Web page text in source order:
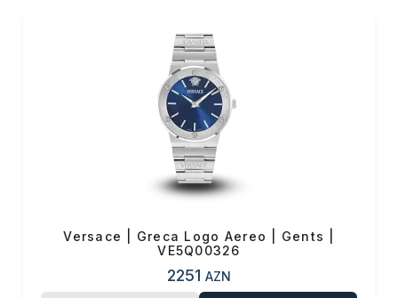
Versace | Greca Logo Aereo | Gents |
VE5Q00326
2251 AZN